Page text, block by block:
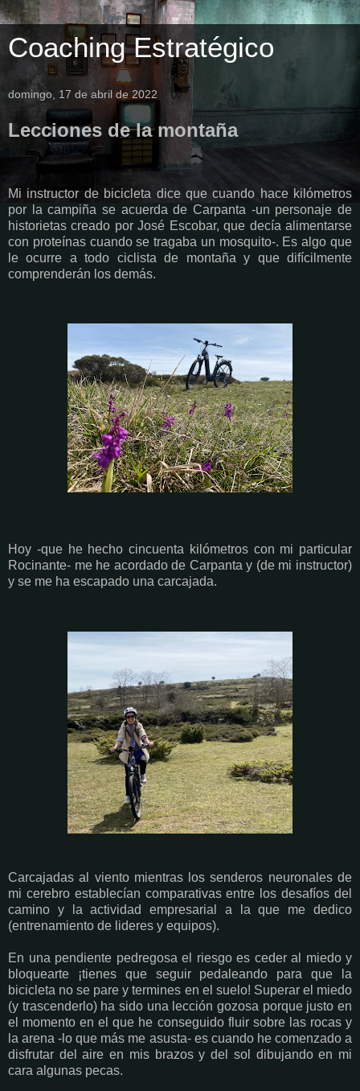
Coaching Estratégico
domingo, 17 de abril de 2022
Lecciones de la montaña
Mi instructor de bicicleta dice que cuando hace kilómetros
por la campiña se acuerda de Carpanta -un personaje de
historietas creado por José Escobar, que decía alimentarse
con proteínas cuando se tragaba un mosquito-. Es algo que
le ocurre a todo ciclista de montaña y que difícilmente
comprenderán los demás.
Hoy -que he hecho cincuenta kilómetros con mi particular
Rocinante- me he acordado de Carpanta y (de mi instructor)
y se me ha escapado una carcajada.
Carcajadas al viento mientras los senderos neuronales de
mi cerebro establecían comparativas entre los desafíos del
camino y la actividad empresarial a la que me dedico
(entrenamiento de lideres y equipos).
En una pendiente pedregosa el riesgo es ceder al miedo y
bloquearte ¡tienes que seguir pedaleando para que la
bicicleta no se pare y termines en el suelo! Superar el miedo
(y trascenderlo) ha sido una lección gozosa porque justo en
el momento en el que he conseguido fluir sobre las rocas y
la arena -lo que más me asusta- es cuando he comenzado a
disfrutar del aire en mis brazos y del sol dibujando en mi
cara algunas pecas.